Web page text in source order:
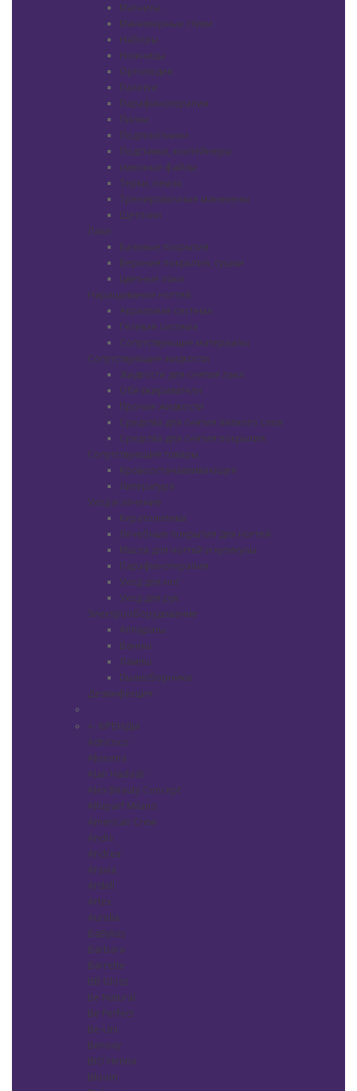
Магниты
Маникюрные стики
Наборы
Ножницы
Ортопедия
Палетки
Парафинотерапия
Пилки
Подлокотники
Подставки, контейнеры
сменные файлы
Терки, пемза
Тренировочные манекены
Щеточки
Лаки
Базовые покрытия
Верхние покрытия, сушки
Цветные лаки
Наращивание ногтей
Акриловая система
Гелевая система
Сопутствующие материалы
Сопутствующие жидкости
Жидкости для снятия лака
Обезжириватели
Прочие жидкости
Средства для снятия липкого слоя
Средства для снятия покрытия
Сопутствующие товары
Кровоостанавливающее
Литература
Уход и лечение
Кератолитики
Лечебные покрытия для ногтей
Масла для ногтей и кутикулы
Парафинотерапия
Уход для ног
Уход для рук
Электрооборудование
Аппараты
Ванны
Лампы
Пылесборники
Дезинфекция
+- БРЕНДЫ
Adricoco
Aksioma
Alan Hadash
Alex Beauty Concept
Alfaparf Milano
American Crew
Andis
Andrea
Aravia
Ardell
Artex
Aurelia
BaByliss
Barbara
Barrette
BB Gloss
Be Natural
Be Perfect
Be-Uni
Benovy
BIO Henna
Bloom